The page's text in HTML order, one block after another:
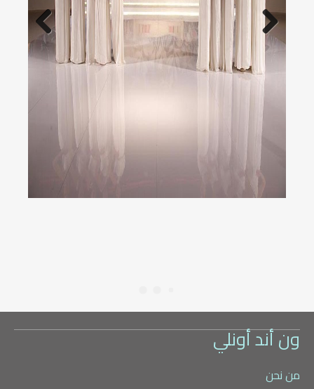
Previous Next
ون أند أونلي
من نحن